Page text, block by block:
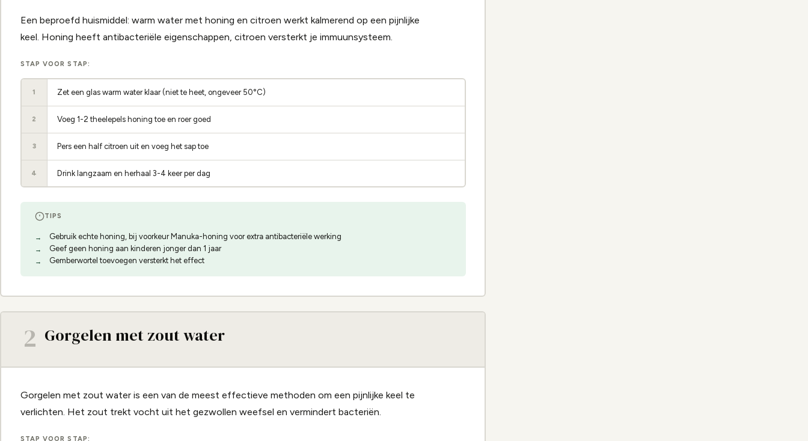
Een beproefd huismiddel: warm water met honing en citroen werkt kalmerend op een pijnlijke
keel. Honing heeft antibacteriële eigenschappen, citroen versterkt je immuunsysteem.
STAP VOOR STAP:
1 Zet een glas warm water klaar (niet te heet, ongeveer 50°C)
2 Voeg 1-2 theelepels honing toe en roer goed
3 Pers een half citroen uit en voeg het sap toe
4 Drink langzaam en herhaal 3-4 keer per dag
TIPS
Gebruik echte honing, bij voorkeur Manuka-honing voor extra antibacteriële werking
Geef geen honing aan kinderen jonger dan 1 jaar
Gemberwortel toevoegen versterkt het effect
2 Gorgelen met zout water
Gorgelen met zout water is een van de meest effectieve methoden om een pijnlijke keel te
verlichten. Het zout trekt vocht uit het gezwollen weefsel en vermindert bacteriën.
STAP VOOR STAP: